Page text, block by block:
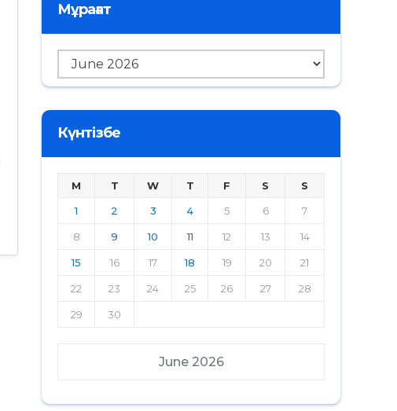
Мұрағат
Мұрағат
Күнтізбе
June 2026
M T W T F S
S
1
2 3 4 5 6 7
8 9 10 11 12 13 14
15 16 17 18 19 20 21
22 23 24 25 26 27 28
29 30